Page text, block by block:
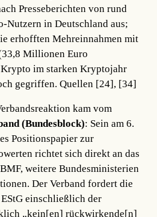
Presseberichten von rund
in Deutschland aus;
erhofften Mehreinnahmen mit
Millionen Euro
im starken Kryptojahr
gegriffen.Quellen [24], [34]
kam vom
(Bundesblock): Sein am 6.
Positionspapier zur
richtet sich direkt an das
weitere Bundesministerien
Der Verband fordert die
einschließlich der
„kein[en] rückwirkende[n]